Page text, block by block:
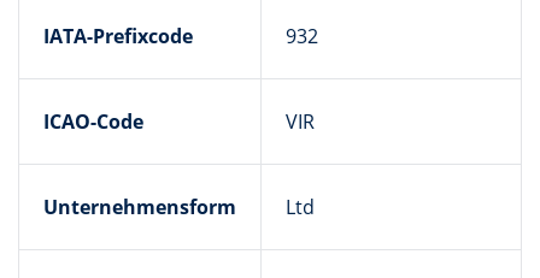
IATA-Prefixcode 932
ICAO-Code VIR
Unternehmensform Ltd